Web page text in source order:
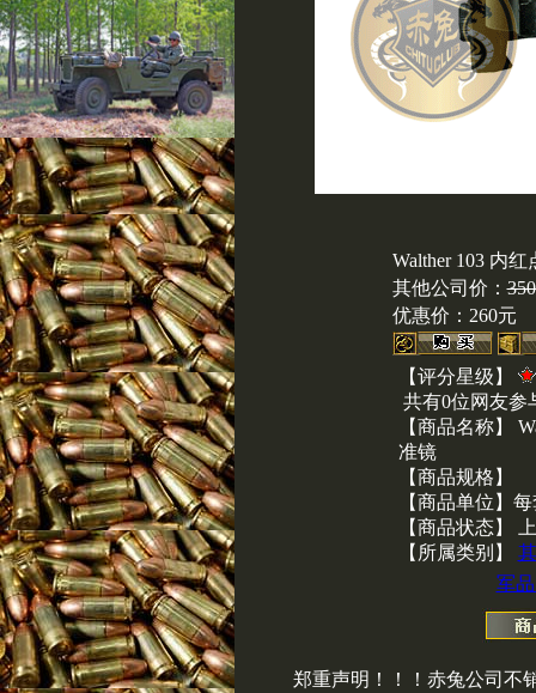
Walther 103 内红
其他公司价：
优惠价： 260元
【评分星级】
共有0位网友参
【商品名称】
准镜
【商品规格】
【商品单位】
【商品状态】
【所属类别】
军
郑重声明！！！赤兔公司不